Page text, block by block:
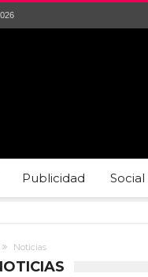
Publicidad
Noticias